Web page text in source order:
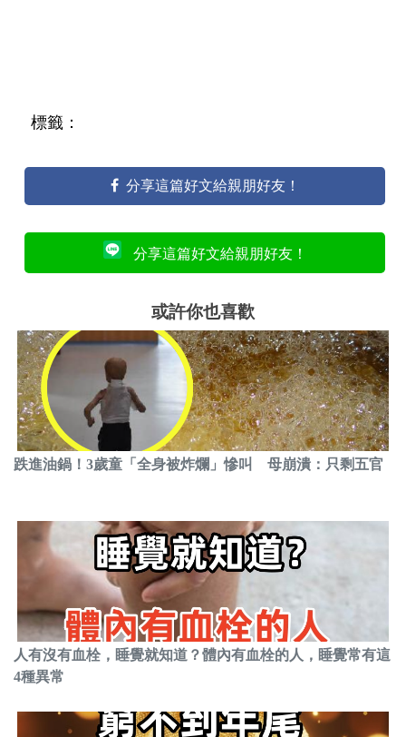
標籤：
分享這篇好文給親朋好友！
分享這篇好文給親朋好友！
或許你也喜歡
跌進油鍋！3歲童「全身被炸爛」慘叫 母崩潰：只剩五官
人有沒有血栓，睡覺就知道？體內有血栓的人，睡覺常有這
4種異常